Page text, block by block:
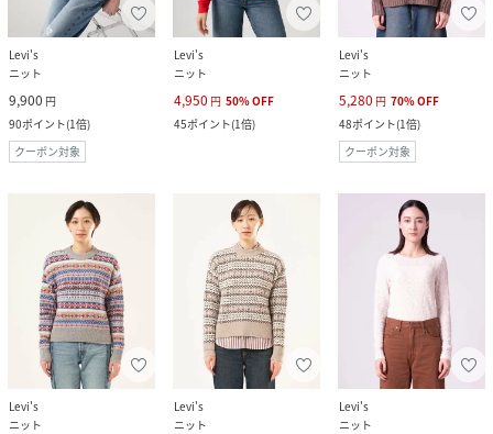
Levi's
ニット
9,900 円
90ポイント(1倍)
クーポン対象
Levi's
ニット
4,950 円 50%OFF
45ポイント(1倍)
Levi's
ニット
5,280 円 70%OFF
48ポイント(1倍)
クーポン対象
Levi's
ニット
Levi's
ニット
Levi's
ニット